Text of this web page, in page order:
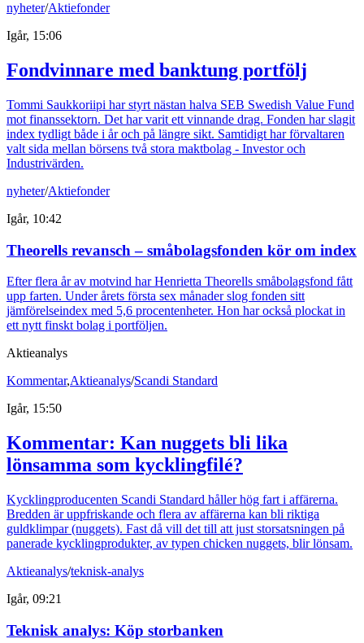
nyheter/Aktiefonder
Igår, 15:06
Fondvinnare med banktung portfölj
Tommi Saukkoriipi har styrt nästan halva SEB Swedish Value Fund
mot finanssektorn. Det har varit ett vinnande drag. Fonden har slagit
index tydligt både i år och på längre sikt. Samtidigt har förvaltaren
valt sida mellan börsens två stora maktbolag - Investor och
Industrivärden.
nyheter/Aktiefonder
Igår, 10:42
Theorells revansch – småbolagsfonden kör om index
Efter flera år av motvind har Henrietta Theorells småbolagsfond fått
upp farten. Under årets första sex månader slog fonden sitt
jämförelseindex med 5,6 procentenheter. Hon har också plockat in
ett nytt finskt bolag i portföljen.
Aktieanalys
Kommentar,Aktieanalys/Scandi Standard
Igår, 15:50
Kommentar: Kan nuggets bli lika
lönsamma som kycklingfilé?
Kycklingproducenten Scandi Standard håller hög fart i affärerna.
Bredden är uppfriskande och flera av affärerna kan bli riktiga
guldklimpar (nuggets). Fast då vill det till att just storsatsningen på
panerade kycklingprodukter, av typen chicken nuggets, blir lönsam.
Aktieanalys/teknisk-analys
Igår, 09:21
Teknisk analys: Köp storbanken